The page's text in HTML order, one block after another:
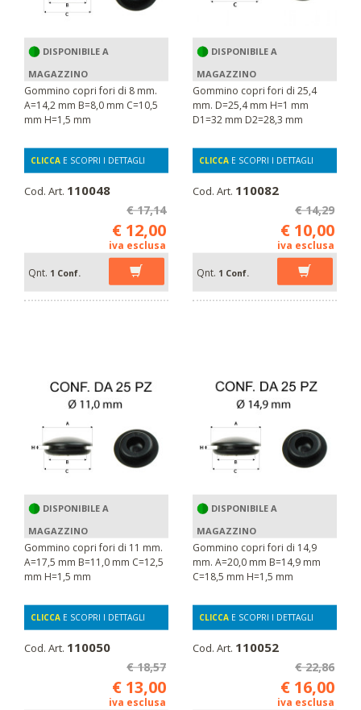
DISPONIBILE A
MAGAZZINO
Gommino copri fori di 8 mm.
A=14,2 mm B=8,0 mm C=10,5
mm H=1,5 mm
CLICCA E SCOPRI I DETTAGLI
Cod. Art. 110048
€ 17,14
€ 12,00
iva esclusa
Qnt. 1 Conf.
DISPONIBILE A
MAGAZZINO
Gommino copri fori di 25,4
mm. D=25,4 mm H=1 mm
D1=32 mm D2=28,3 mm
CLICCA E SCOPRI I DETTAGLI
Cod. Art. 110082
€ 14,29
€ 10,00
iva esclusa
Qnt. 1 Conf.
DISPONIBILE A
MAGAZZINO
Gommino copri fori di 11 mm.
A=17,5 mm B=11,0 mm C=12,5
mm H=1,5 mm
CLICCA E SCOPRI I DETTAGLI
Cod. Art. 110050
€ 18,57
€ 13,00
iva esclusa
DISPONIBILE A
MAGAZZINO
Gommino copri fori di 14,9
mm. A=20,0 mm B=14,9 mm
C=18,5 mm H=1,5 mm
CLICCA E SCOPRI I DETTAGLI
Cod. Art. 110052
€ 22,86
€ 16,00
iva esclusa